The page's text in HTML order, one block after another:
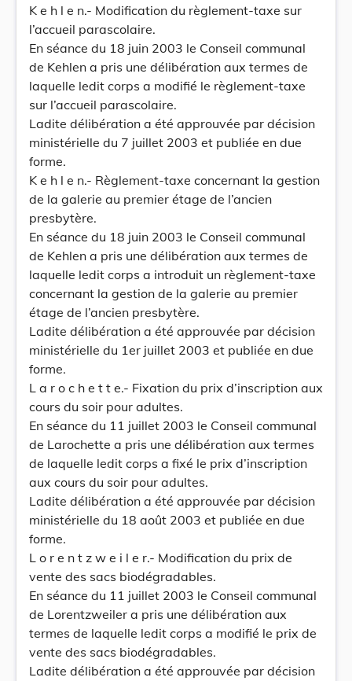
K e h l e n.- Modification du règlement-taxe sur
l’accueil parascolaire.
En séance du 18 juin 2003 le Conseil communal
de Kehlen a pris une délibération aux termes de
laquelle ledit corps a modifié le règlement-taxe
sur l’accueil parascolaire.
Ladite délibération a été approuvée par décision
ministérielle du 7 juillet 2003 et publiée en due
forme.
K e h l e n.- Règlement-taxe concernant la gestion
de la galerie au premier étage de l’ancien
presbytère.
En séance du 18 juin 2003 le Conseil communal
de Kehlen a pris une délibération aux termes de
laquelle ledit corps a introduit un règlement-taxe
concernant la gestion de la galerie au premier
étage de l’ancien presbytère.
Ladite délibération a été approuvée par décision
ministérielle du 1er juillet 2003 et publiée en due
forme.
L a r o c h e t t e.- Fixation du prix d’inscription aux
cours du soir pour adultes.
En séance du 11 juillet 2003 le Conseil communal
de Larochette a pris une délibération aux termes
de laquelle ledit corps a fixé le prix d’inscription
aux cours du soir pour adultes.
Ladite délibération a été approuvée par décision
ministérielle du 18 août 2003 et publiée en due
forme.
L o r e n t z w e i l e r.- Modification du prix de
vente des sacs biodégradables.
En séance du 11 juillet 2003 le Conseil communal
de Lorentzweiler a pris une délibération aux
termes de laquelle ledit corps a modifié le prix de
vente des sacs biodégradables.
Ladite délibération a été approuvée par décision